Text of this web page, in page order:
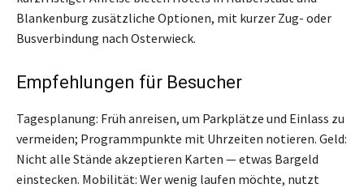
Blankenburg zusätzliche Optionen, mit kurzer Zug- oder
Busverbindung nach Osterwieck.
Empfehlungen für Besucher
Tagesplanung: Früh anreisen, um Parkplätze und Einlass zu
vermeiden; Programmpunkte mit Uhrzeiten notieren. Geld:
Nicht alle Stände akzeptieren Karten — etwas Bargeld
einstecken. Mobilität: Wer wenig laufen möchte, nutzt